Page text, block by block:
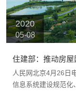
2020
05-08
住建部：推动房
人民网北京4月26日
信息系统建设规范化